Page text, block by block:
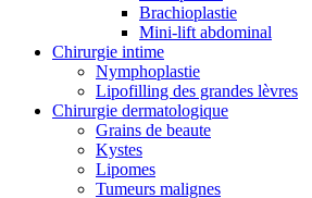
Brachioplastie
Mini-lift abdominal
Chirurgie intime
Nymphoplastie
Lipofilling des grandes lèvres
Chirurgie dermatologique
Grains de beaute
Kystes
Lipomes
Tumeurs malignes